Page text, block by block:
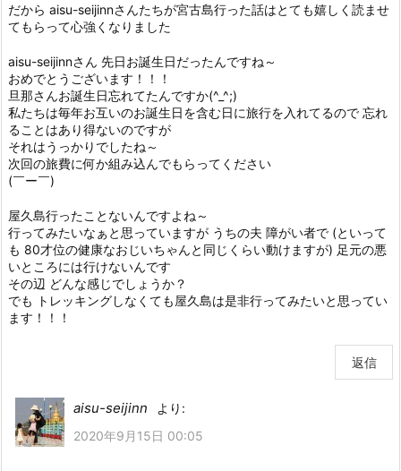
だから aisu-seijinnさんたちが宮古島行った話はとても嬉しく読ませ
てもらって心強くなりました
aisu-seijinnさん 先日お誕生日だったんですね～
おめでとうございます！！！
旦那さんお誕生日忘れてたんですか(^_^;)
私たちは毎年お互いのお誕生日を含む日に旅行を入れてるので 忘れ
ることはあり得ないのですが
それはうっかりでしたね～
次回の旅費に何か組み込んでもらってください
(￣ー￣)
屋久島行ったことないんですよね～
行ってみたいなぁと思っていますが うちの夫 障がい者で (といって
も 80才位の健康なおじいちゃんと同じくらい動けますが) 足元の悪
いところには行けないんです
その辺 どんな感じでしょうか？
でも トレッキングしなくても屋久島は是非行ってみたいと思ってい
ます！！！
返信
aisu-seijinn
より:
2020年9月15日 00:05